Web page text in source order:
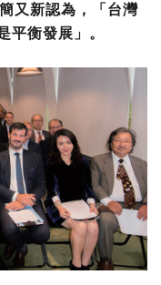
簡又新認為，「台灣
平衡發展」。